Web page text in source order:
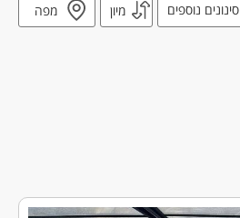
סינונים נוספים מיון מפה